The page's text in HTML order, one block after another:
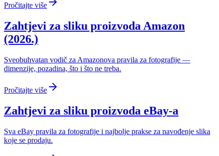
Pročitajte više
Zahtjevi za sliku proizvoda Amazon
(2026.)
Sveobuhvatan vodič za Amazonova pravila za fotografije —
dimenzije, pozadina, što i što ne treba.
Pročitajte više
Zahtjevi za sliku proizvoda eBay-a
Sva eBay pravila za fotografije i najbolje prakse za navođenje slika
koje se prodaju.